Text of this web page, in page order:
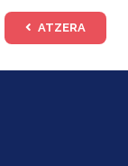
ATZERA